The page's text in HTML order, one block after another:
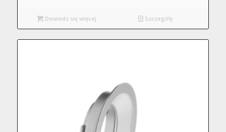
Dowiedz się więcej Szczegóły